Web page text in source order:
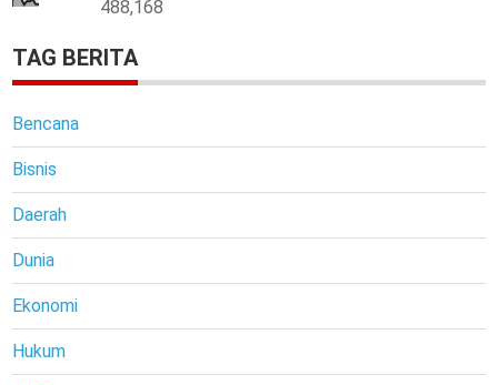
488,168
TAG BERITA
Bencana
Bisnis
Daerah
Dunia
Ekonomi
Hukum